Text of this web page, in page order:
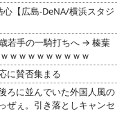
心【広島-DeNA/横浜スタジ
若手の一騎打ちへ → 榛葉
ｗｗｗｗｗｗｗｗｗ
に賛否集まる
ろに並んでいた外国人風の
ぜぇ。引き落としキャンセ